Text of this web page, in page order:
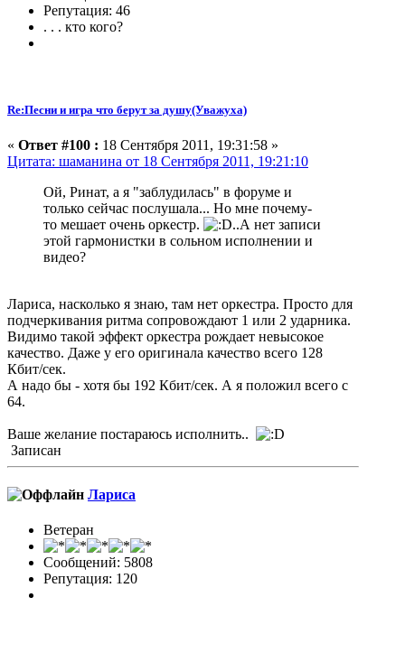
Репутация: 46
. . . кто кого?
Re:Песни и игра что берут за душу(Уважуха)
« Ответ #100 : 18 Сентября 2011, 19:31:58 »
Цитата: шаманина от 18 Сентября 2011, 19:21:10
Ой, Ринат, а я "заблудилась" в форуме и
только сейчас послушала... Но мне почему-
то мешает очень оркестр.
..А нет записи
этой гармонистки в сольном исполнении и
видео?
Лариса, насколько я знаю, там нет оркестра. Просто для
подчеркивания ритма сопровождают 1 или 2 ударника.
Видимо такой эффект оркестра рождает невысокое
качество. Даже у его оригинала качество всего 128
Кбит/сек.
А надо бы - хотя бы 192 Кбит/сек. А я положил всего с
64.
Ваше желание постараюсь исполнить..
Записан
Лариса
Ветеран
Сообщений: 5808
Репутация: 120